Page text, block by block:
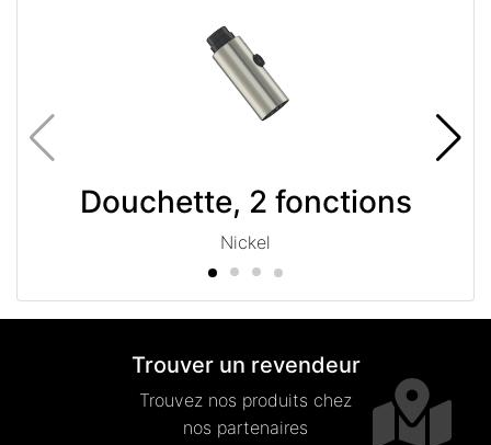
Douchette, 2 fonctions
Nickel
Trouver un revendeur
Trouvez nos produits chez
nos partenaires